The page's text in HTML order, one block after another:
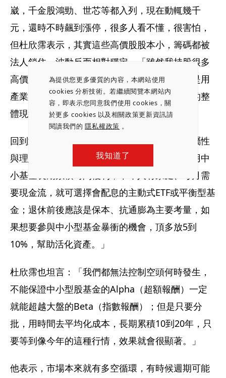
為提供您更多優質的內容，本網站使用
cookies 分析技術。若繼續閱覽本網站內
容，即表示您同意我們使用 cookies，關
於更多 cookies 以及相關政策更新資訊請
閱讀我們的隱私權政策 。
我知道了
崴，千金股鴻勁、世芯等都入列，現在動輒幾千
元，還時不時飆到漲停，很多人看不懂，很害怕，
但杜欣霈表示，其實這些高價股股本小，籌碼都被
法人鎖住，波動反而相對穩定。「雖然我持股很多
高價股，我的策略中沒有一定要買高價股，而是用
產業別去做配置。高價股愈來愈多，這是台股的整
體現象。」
回到退休準備，柯鴻旼強調還是要回歸到風險屬性
與理財配置，「我認為年輕人應該選不配息，用中
小基金長期累積時間複利；中年人有家庭、每月需
要現金流，就可選擇會配息的主動式ETF或平衡型基
金；退休前後應該是保本、抗通膨為主要考量，如
果想要參與中小型基金暴衝的機會，頂多放5到
10%，幫助活化資產。」
杜欣霈也坦言：「我們都無法控制空頭何時發生，
不能保證中小型股基金的Alpha（超額報酬）一定
就能超越大盤的Beta（指數報酬）；但是只要分
批，用時間去平均化成本，長期累積10到20年，只
要等到像今年的這種行情，效果就會很顯著。」
他表示，市場本來就有多空循環，有時候週期可能